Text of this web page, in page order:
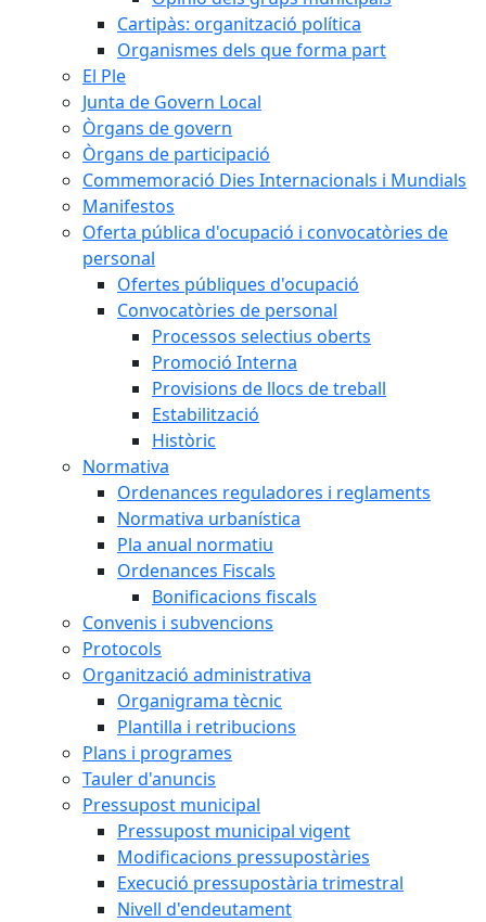
Cartipàs: organització política
Organismes dels que forma part
El Ple
Junta de Govern Local
Òrgans de govern
Òrgans de participació
Commemoració Dies Internacionals i Mundials
Manifestos
Oferta pública d'ocupació i convocatòries de
personal
Ofertes públiques d'ocupació
Convocatòries de personal
Processos selectius oberts
Promoció Interna
Provisions de llocs de treball
Estabilització
Històric
Normativa
Ordenances reguladores i reglaments
Normativa urbanística
Pla anual normatiu
Ordenances Fiscals
Bonificacions fiscals
Convenis i subvencions
Protocols
Organització administrativa
Organigrama tècnic
Plantilla i retribucions
Plans i programes
Tauler d'anuncis
Pressupost municipal
Pressupost municipal vigent
Modificacions pressupostàries
Execució pressupostària trimestral
Nivell d'endeutament